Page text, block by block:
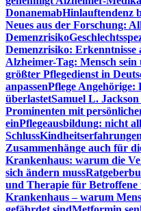
DonanemabHinlauftendenz
Neues aus der Forschung:
Demenzrisiko
Demenzrisiko:
Alzheimer-Tag: Mensch sein
größter Pflegedienst in
anpassenPflege Angehörige:
überlastetSamuel L.
Prominenten mit
einPflegeausbildung: nicht
Schluss
Zusammenhänge auch für
Krankenhaus: warum die
sich ändern muss
und Therapie für Betroffene
Krankenhaus – warum